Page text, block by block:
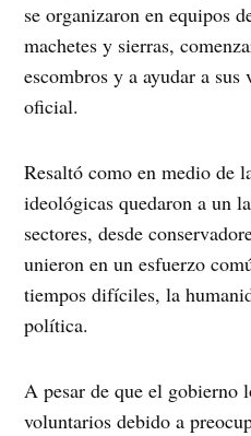
se organizaron en equipos
machetes y sierras,
escombros y a ayudar a sus
oficial.
Resaltó como en medio de
ideológicas quedaron a un
sectores, desde
unieron en un esfuerzo
tiempos difíciles, la
política.
A pesar de que el gobierno
voluntarios debido a